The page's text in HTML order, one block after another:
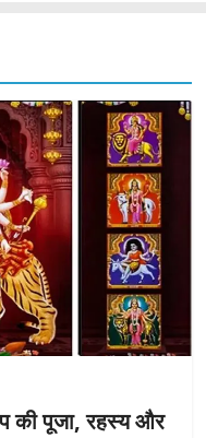
की पूजा, रहस्य और